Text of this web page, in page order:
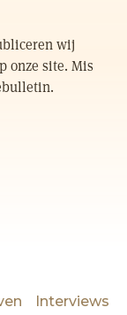
wij
onze site. Mis
Interviews